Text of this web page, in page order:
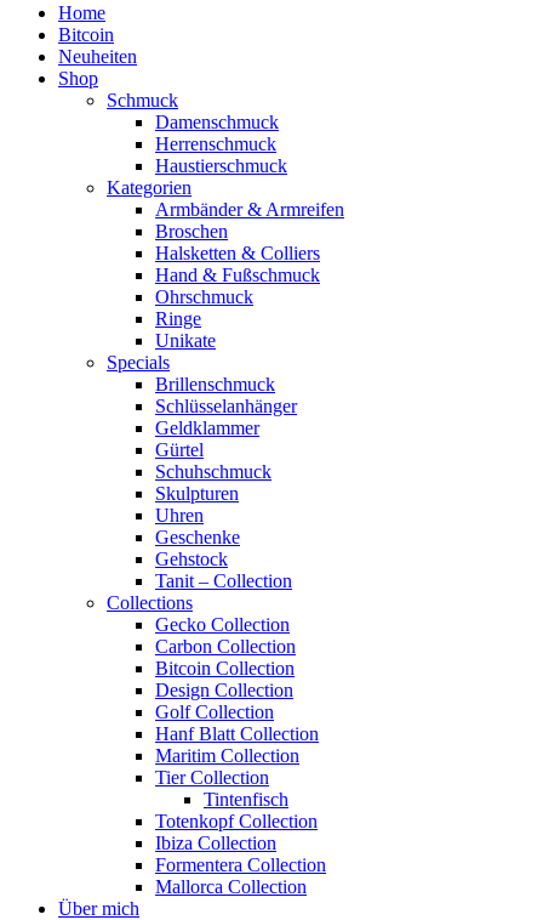
Home
Bitcoin
Neuheiten
Shop
Schmuck
Damenschmuck
Herrenschmuck
Haustierschmuck
Kategorien
Armbänder & Armreifen
Broschen
Halsketten & Colliers
Hand & Fußschmuck
Ohrschmuck
Ringe
Unikate
Specials
Brillenschmuck
Schlüsselanhänger
Geldklammer
Gürtel
Schuhschmuck
Skulpturen
Uhren
Geschenke
Gehstock
Tanit – Collection
Collections
Gecko Collection
Carbon Collection
Bitcoin Collection
Design Collection
Golf Collection
Hanf Blatt Collection
Maritim Collection
Tier Collection
Tintenfisch
Totenkopf Collection
Ibiza Collection
Formentera Collection
Mallorca Collection
Über mich